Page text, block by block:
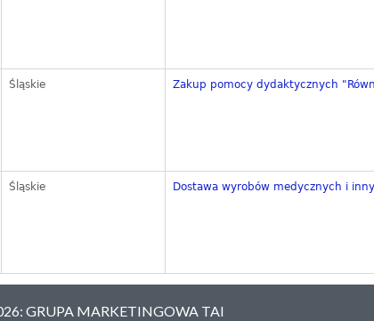
Śląskie Zakup pomocy dydaktycznych
Śląskie Dostawa wyrobów medycznych i
GRUPA MARKETINGOWA TAI